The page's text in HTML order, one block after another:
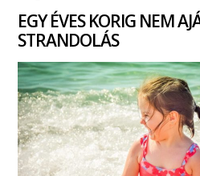
EGY ÉVES KORIG NEM
STRANDOLÁS